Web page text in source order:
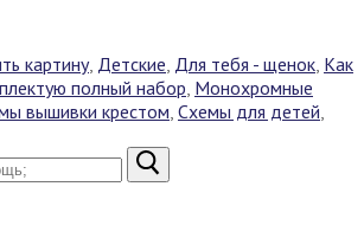
картину, Детские Для тебя - щенок Как
полный набор Монохромные
вышивки крестом Схемы для детей